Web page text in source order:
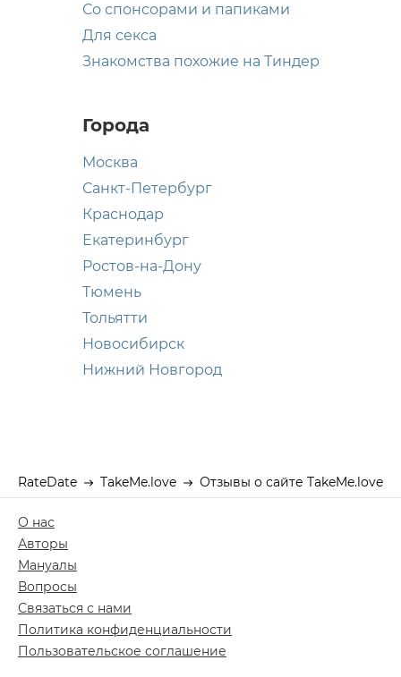
Со спонсорами и папиками
Для секса
Знакомства похожие на Тиндер
Города
Москва
Санкт-Петербург
Краснодар
Екатеринбург
Ростов-на-Дону
Тюмень
Тольятти
Новосибирск
Нижний Новгород
RateDate TakeMe.love Отзывы о сайте TakeMe.love
О нас
Авторы
Мануалы
Вопросы
Связаться с нами
Политика конфиденциальности
Пользовательское соглашение